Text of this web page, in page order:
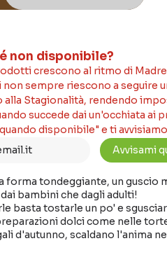
non disponibile?
crescono al ritmo di
sempre riescono a seguire
alla Stagionalità, rendendo
succede dai un'occhiata
disponibile" e ti
forma tondeggiante, un
bambini che dagli adulti!
basta tostarle un po' e
dolci come nelle
d'autunno, scaldano l'anima